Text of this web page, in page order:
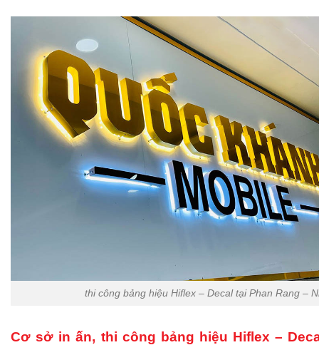
thi công bảng hiệu Hiflex – Decal tại Phan Rang –
Cơ sở in ấn, thi công bảng hiệu Hiflex –